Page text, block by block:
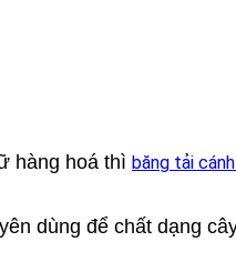
hàng hoá thì băng tải
dùng để chất dạng